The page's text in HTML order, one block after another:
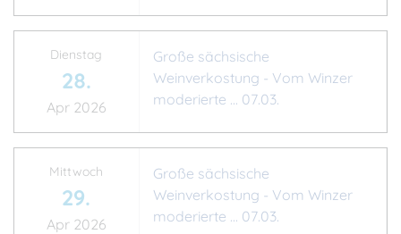
Dienstag
28.
Apr 2026
Große sächsische
Weinverkostung - Vom Winzer
moderierte ... 07.03.
Mittwoch
29.
Apr 2026
Große sächsische
Weinverkostung - Vom Winzer
moderierte ... 07.03.